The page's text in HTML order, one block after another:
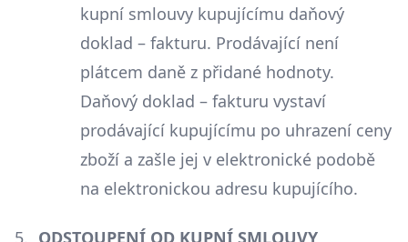
kupní smlouvy kupujícímu daňový
doklad – fakturu. Prodávající není
plátcem daně z přidané hodnoty.
Daňový doklad – fakturu vystaví
prodávající kupujícímu po uhrazení ceny
zboží a zašle jej v elektronické podobě
na elektronickou adresu kupujícího.
ODSTOUPENÍ OD KUPNÍ SMLOUVY